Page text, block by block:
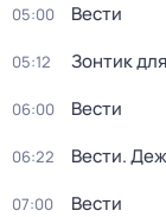
05:00 Вести
05:12 Зонтик
06:00 Вести
06:22 Вести.
07:00 Вести